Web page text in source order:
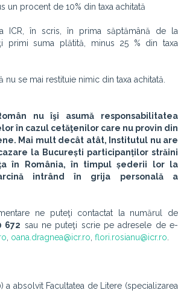
un procent de 10% din taxa achitată
ICR, în scris, în prima săptămână de la
primi suma plătită, minus 25 % din taxa
nu se mai restituie nimic din taxa achitată.
nu îşi asumă responsabilitatea
în cazul cetăţenilor care nu provin din
Mai mult decât atât, Institutul nu are
la București participanților străini
în România, în timpul șederii lor la
intrând în grija personală a
ne puteţi contactat la numărul de
672 sau ne puteţi scrie pe adresele de e-
oana.dragnea@icr.ro flori.rosianu@icr.ro
a absolvit Facultatea de Litere (specializarea